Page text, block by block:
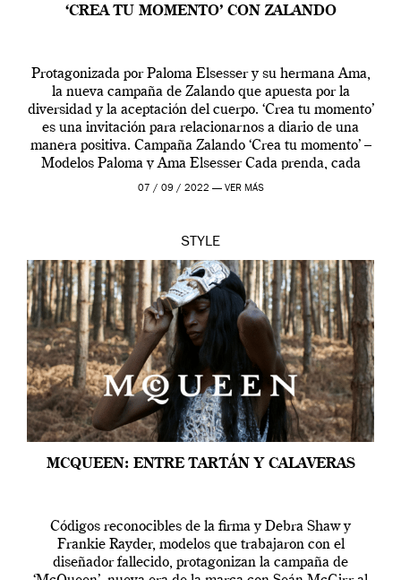
‘CREA TU MOMENTO’ CON ZALANDO
Protagonizada por Paloma Elsesser y su hermana Ama,
la nueva campaña de Zalando que apuesta por la
diversidad y la aceptación del cuerpo. ‘Crea tu momento’
es una invitación para relacionarnos a diario de una
manera positiva. Campaña Zalando ‘Crea tu momento’ –
Modelos Paloma y Ama Elsesser Cada prenda, cada
outfit, cada momento, caracteriza […]
07 / 09 / 2022 — VER MÁS
STYLE
MCQUEEN: ENTRE TARTÁN Y CALAVERAS
Códigos reconocibles de la firma y Debra Shaw y
Frankie Rayder, modelos que trabajaron con el
diseñador fallecido, protagonizan la campaña de